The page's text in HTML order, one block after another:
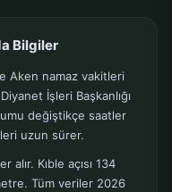
Bilgiler
Aken namaz vakitleri
İşleri Başkanlığı
değiştikçe saatler
uzun sürer.
Kıble açısı 134
Tüm veriler 2026